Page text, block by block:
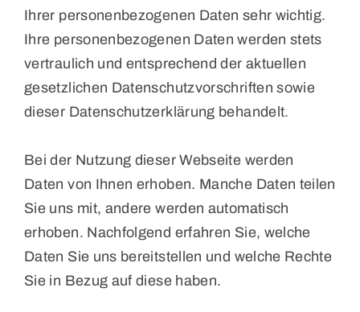
Ihrer personenbezogenen Daten sehr wichtig.
Ihre personenbezogenen Daten werden stets
vertraulich und entsprechend der aktuellen
gesetzlichen Datenschutzvorschriften sowie
dieser Datenschutzerklärung behandelt.
Bei der Nutzung dieser Webseite werden
Daten von Ihnen erhoben. Manche Daten teilen
Sie uns mit, andere werden automatisch
erhoben. Nachfolgend erfahren Sie, welche
Daten Sie uns bereitstellen und welche Rechte
Sie in Bezug auf diese haben.